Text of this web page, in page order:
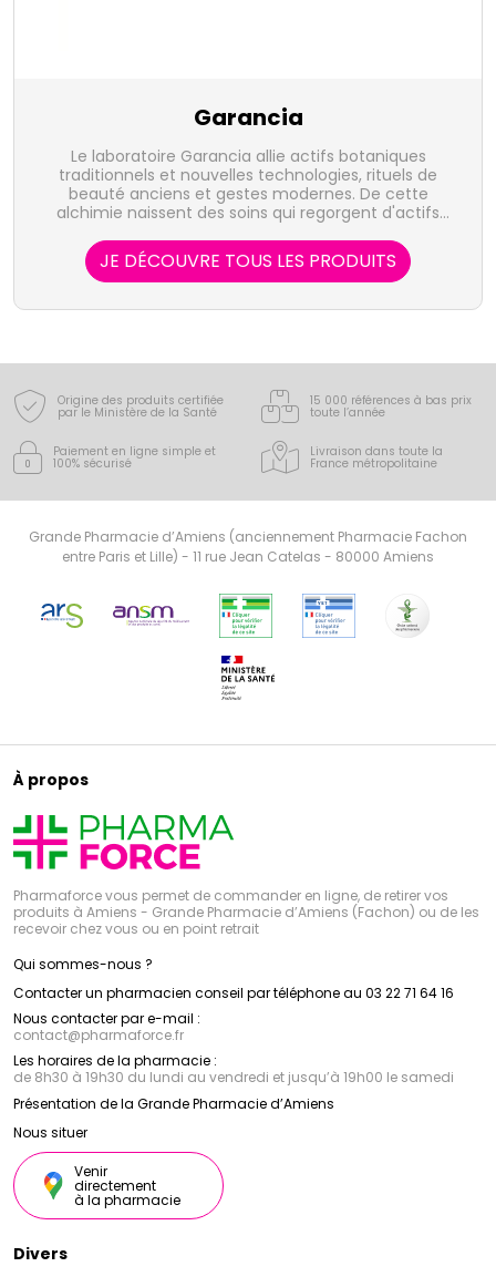
Garancia
Le laboratoire Garancia allie actifs botaniques
traditionnels et nouvelles technologies, rituels de
beauté anciens et gestes modernes. De cette
alchimie naissent des soins qui regorgent d'actifs
rapidement, à l'œil nu, le résultat sur leur peau.
Objectif : vous rendre belles en un coup de baguette
magique.
JE DÉCOUVRE TOUS LES PRODUITS
Origine des produits certifiée
par le Ministère de la Santé
15 000 références à bas prix
toute l’année
Paiement en ligne simple et
100% sécurisé
Livraison dans toute la
France métropolitaine
Grande Pharmacie d’Amiens (anciennement Pharmacie Fachon
entre Paris et Lille) - 11 rue Jean Catelas - 80000 Amiens
À propos
Pharmaforce vous permet de commander en ligne, de retirer vos
produits à Amiens - Grande Pharmacie d’Amiens (Fachon) ou de les
recevoir chez vous ou en point retrait
Qui sommes-nous ?
Contacter un pharmacien conseil par téléphone au 03 22 71 64 16
Nous contacter par e-mail :
contact@pharmaforce.fr
Les horaires de la pharmacie :
de 8h30 à 19h30 du lundi au vendredi et jusqu’à 19h00 le samedi
Présentation de la Grande Pharmacie d’Amiens
Nous situer
Venir
directement
à la pharmacie
Divers